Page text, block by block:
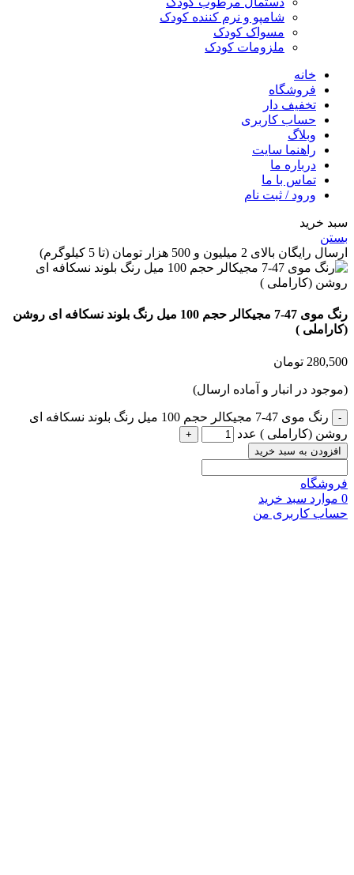
شامپو و نرم کننده کودک
مسواک کودک
ملزومات کودک
خانه
فروشگاه
تخفیف دار
حساب کاربری
وبلاگ
راهنما سایت
درباره ما
تماس با ما
ورود / ثبت نام
خرید
بالای 2 میلیون و 500 هزار تومان (تا 5 کیلوگرم)
رنگ موی 47-7 مجیکالر حجم 100 میل رنگ بلوند نسکافه ای روشن
)
تومان
در انبار و آماده ارسال)
رنگ موی 47-7 مجیکالر حجم 100 میل رنگ بلوند نسکافه ای
(کاراملی ) عدد
به سبد خرید
سبد خرید
کاربری من